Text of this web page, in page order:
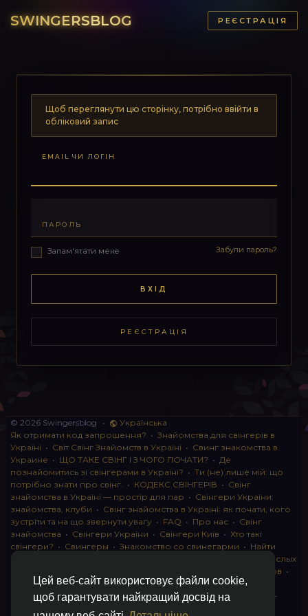
Цей веб-сайт використовує файли cookie,
щоб гарантувати найкращий досвід на
SWINGERSBLOG РЕЄСТРАЦІЯ
Щоб переглянути цю сторінку, потрібно ввійти в
обліковий запис
EMAIL ЧИ ЛОГІН
ПАРОЛЬ
Запам'ятати мене Забули пароль?
ВХІД
РЕЄСТРАЦІЯ
© 2026 Swingersblog •
Українська
Як отримати код запрошення? • Знайомства для свінгерів в
Україні • Світ Свінг Знайомств в Україні • Свинг знакомства в
Украине • ЩО ТАКЕ СВІНГ І З ЧОГО ПОЧАТИ? • Де
познайомитись зі свінгерами в Україні? • Ти (не) лише мій: що
потрібно знати про свінг. • КОДЕКС СВІНГЕРІВ • Свінг
знайомства в Україні — простір для пар • Свінгери України:
знайомства, клуби • Свінг знайомства в Україні: як почати, кого
зустріти та на що звернути увагу • FAQ • Про нас • Свінг
знайомства • Свінгери України • Свінгери Київ • Хто такі
свінгери? • Свингеры • Знакомство со свинегарми • Найти
instagram для взрослых
Клуб свингеров •
Конфіденційність• Правила• Партнерська програма
Свингеры •Свинг-пати•О свингерах откровенно
Свинг-
клуб: что это и как работает